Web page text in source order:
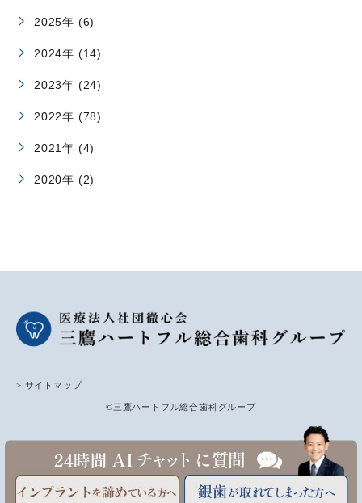
2025年 (6)
2024年 (14)
2023年 (24)
2022年 (78)
2021年 (4)
2020年 (2)
> サイトマップ
©三鷹ハートフル総合歯科グループ